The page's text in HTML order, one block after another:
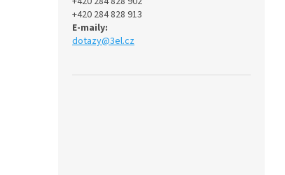
+420 284 828 913
E-maily:
dotazy@3el.cz